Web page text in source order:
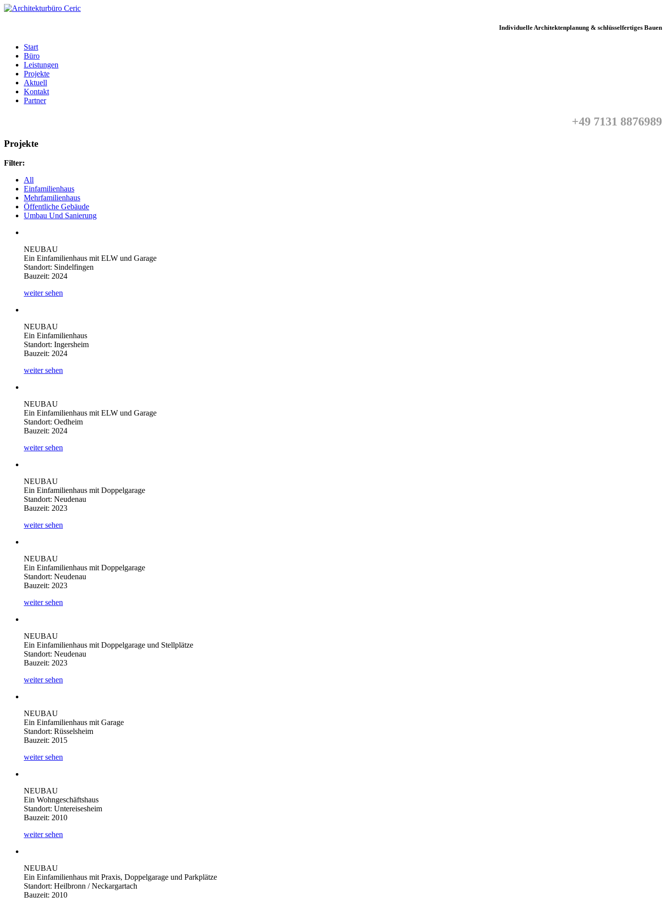
Individuelle Architektenplanung & schlüsselfertiges Bauen
Start
Büro
Leistungen
Projekte
Aktuell
Kontakt
Partner
+49 7131 8876989
Projekte
Filter:
All
Einfamilienhaus
Mehrfamilienhaus
Öffentliche Gebäude
Umbau Und Sanierung
NEUBAU
Ein Einfamilienhaus mit ELW und Garage
Standort: Sindelfingen
Bauzeit: 2024
weiter sehen
NEUBAU
Ein Einfamilienhaus
Standort: Ingersheim
Bauzeit: 2024
weiter sehen
NEUBAU
Ein Einfamilienhaus mit ELW und Garage
Standort: Oedheim
Bauzeit: 2024
weiter sehen
NEUBAU
Ein Einfamilienhaus mit Doppelgarage
Standort: Neudenau
Bauzeit: 2023
weiter sehen
NEUBAU
Ein Einfamilienhaus mit Doppelgarage
Standort: Neudenau
Bauzeit: 2023
weiter sehen
NEUBAU
Ein Einfamilienhaus mit Doppelgarage und Stellplätze
Standort: Neudenau
Bauzeit: 2023
weiter sehen
NEUBAU
Ein Einfamilienhaus mit Garage
Standort: Rüsselsheim
Bauzeit: 2015
weiter sehen
NEUBAU
Ein Wohngeschäftshaus
Standort: Untereisesheim
Bauzeit: 2010
weiter sehen
NEUBAU
Ein Einfamilienhaus mit Praxis, Doppelgarage und Parkplätze
Standort: Heilbronn / Neckargartach
Bauzeit: 2010